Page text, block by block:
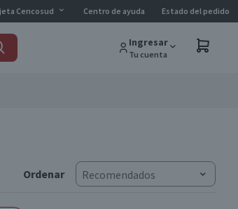
Cencosud Centro de ayuda Estado del pedido
Ingresar
Tu cuenta
Ordenar Recomendados